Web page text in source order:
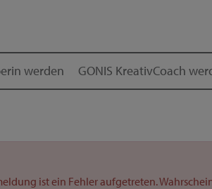
werden GONIS KreativCoach
ist ein Fehler aufgetreten.